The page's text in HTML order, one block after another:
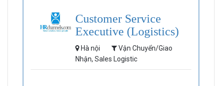
Customer Service
Executive (Logistics)
Hà nội
Vận Chuyển/Giao
Nhận, Sales Logistic